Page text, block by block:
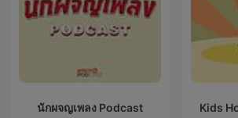
นักผจญเพลง Podcast Kids